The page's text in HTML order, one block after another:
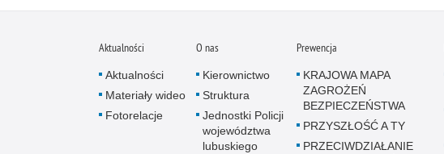
Aktualności
Aktualności
Materiały wideo
Fotorelacje
O nas
Kierownictwo
Struktura
Jednostki Policji
województwa
lubuskiego
Prewencja
KRAJOWA MAPA
ZAGROŻEŃ
BEZPIECZEŃSTWA
PRZYSZŁOŚĆ A TY
PRZECIWDZIAŁANIE